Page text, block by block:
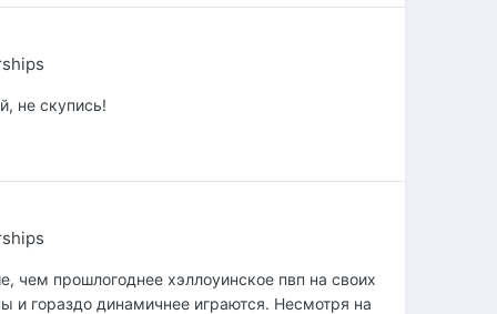
не скупись!
чем прошлогоднее хэллоуинское пвп на своих
и гораздо динамичнее играются. Несмотря на